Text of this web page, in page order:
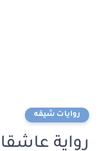
روايات شيقه
رواية